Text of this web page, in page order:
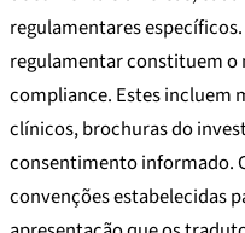
regulamentares
regulamentar constituem o
compliance. Estes incluem
clínicos, brochuras do
consentimento informado.
convenções estabelecidas